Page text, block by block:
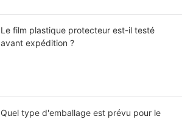
Le film plastique protecteur est-il testé
avant expédition ?
Quel type d'emballage est prévu pour le